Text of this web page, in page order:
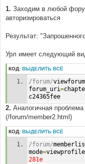
1. Заходим в любой
авторизироваться
Результат:
Урл имеет следующий
КОД: ВЫДЕЛИТЬ ВСЁ
/forum/viewforum
forum_uri=
c24365fee
2. Аналогичная
(/forum/member2.html)
КОД: ВЫДЕЛИТЬ ВСЁ
/forum/
mode=viewprofile
281e